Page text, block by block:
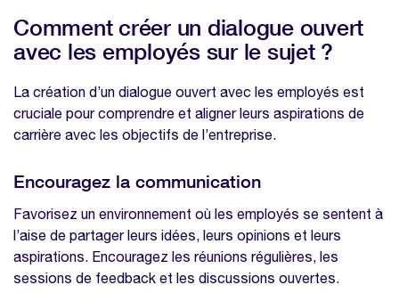
Comment créer un dialogue ouvert
avec les employés sur le sujet ?
La création d’un dialogue ouvert avec les employés est
cruciale pour comprendre et aligner leurs aspirations de
carrière avec les objectifs de l’entreprise.
Encouragez la communication
Favorisez un environnement où les employés se sentent à
l’aise de partager leurs idées, leurs opinions et leurs
aspirations. Encouragez les réunions régulières, les
sessions de feedback et les discussions ouvertes.